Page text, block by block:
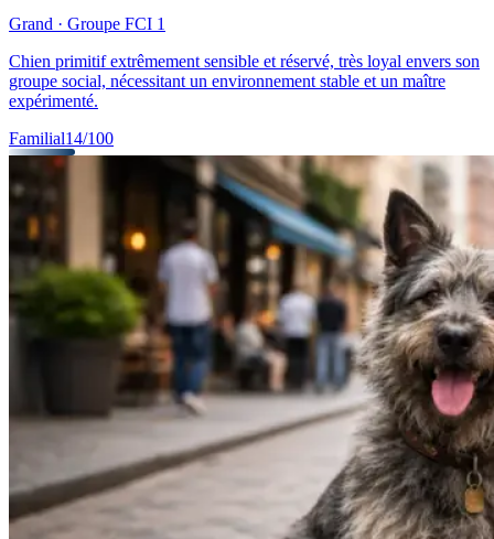
Grand · Groupe FCI 1
Chien primitif extrêmement sensible et réservé, très loyal envers son
groupe social, nécessitant un environnement stable et un maître
expérimenté.
Familial14/100